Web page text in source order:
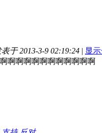
表于 2013-3-9 02:19:24 | 显
啊啊啊啊啊啊啊啊啊啊啊